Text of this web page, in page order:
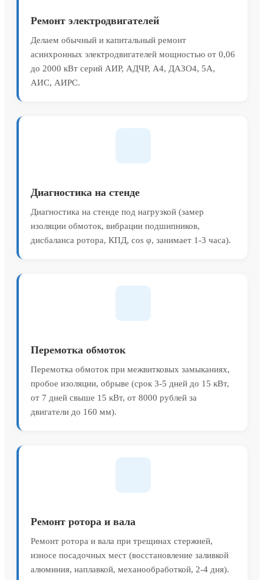
Ремонт электродвигателей
Делаем обычный и капитальный ремонт
асинхронных электродвигателей мощностью от 0,06
до 2000 кВт серий АИР, АДЧР, А4, ДАЗО4, 5А,
АИС, АИРС.
Диагностика на стенде
Диагностика на стенде под нагрузкой (замер
изоляции обмоток, вибрации подшипников,
дисбаланса ротора, КПД, cos φ, занимает 1-3 часа).
Перемотка обмоток
Перемотка обмоток при межвитковых замыканиях,
пробое изоляции, обрыве (срок 3-5 дней до 15 кВт,
от 7 дней свыше 15 кВт, от 8000 рублей за
двигатели до 160 мм).
Ремонт ротора и вала
Ремонт ротора и вала при трещинах стержней,
износе посадочных мест (восстановление заливкой
алюминия, наплавкой, механообработкой, 2-4 дня).